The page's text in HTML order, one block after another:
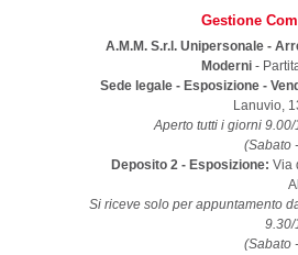
Gestione
A.M.M. S.r.l. Unipersonale -
Moderni -
Sede legale - Esposizione -
Lanuvio,
Aperto tutti i giorni
(Sabato
Deposito 2 - Esposizione: Via
Si riceve solo per appuntamento
9.30/
(Sabato